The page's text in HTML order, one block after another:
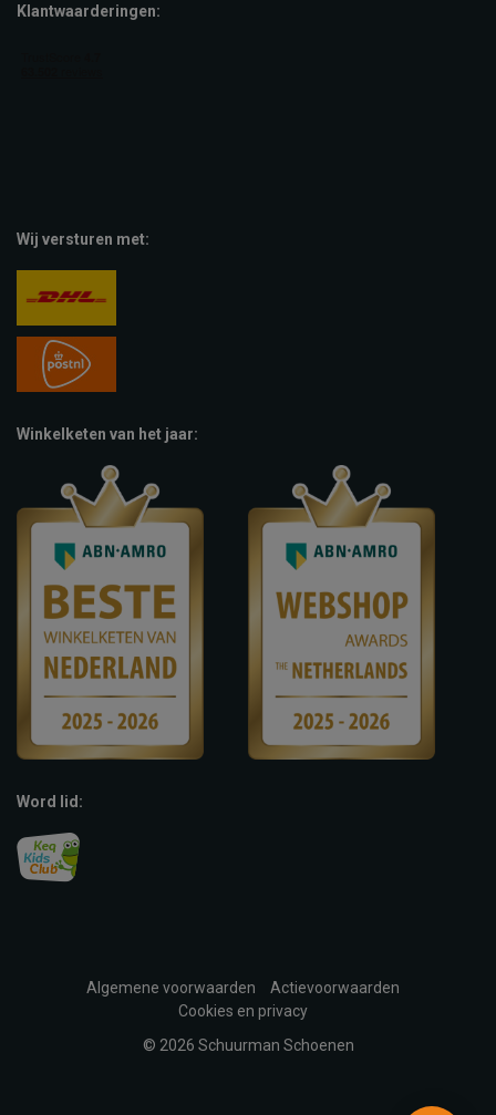
Klantwaarderingen:
Wij versturen met:
Winkelketen van het jaar:
Word lid:
Algemene voorwaarden
Actievoorwaarden
Cookies en privacy
© 2026 Schuurman Schoenen